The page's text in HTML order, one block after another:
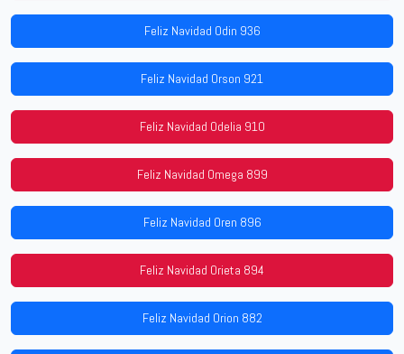
Feliz Navidad Odin 936
Feliz Navidad Orson 921
Feliz Navidad Odelia 910
Feliz Navidad Omega 899
Feliz Navidad Oren 896
Feliz Navidad Orieta 894
Feliz Navidad Orion 882